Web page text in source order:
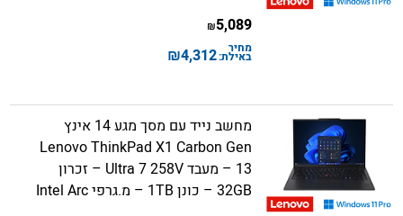
5,089
₪
מחיר
באילת:4,312
₪
מחשב נייד עם מסך מגע 14 אינץ
Lenovo ThinkPad X1 Carbon Gen
13 – מעבד Ultra 7 258V – זכרון
32GB – כונן 1TB – מ.גרפי Intel Arc